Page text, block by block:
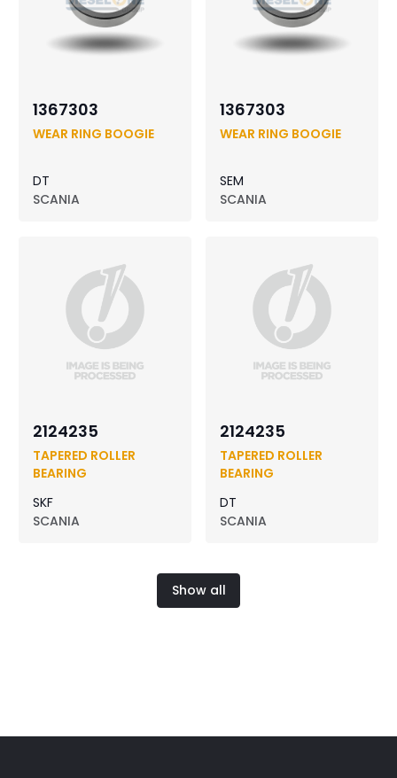
1367303
WEAR RING BOOGIE
DT
SCANIA
1367303
WEAR RING BOOGIE
SEM
SCANIA
2124235
TAPERED ROLLER
BEARING
SKF
SCANIA
2124235
TAPERED ROLLER
BEARING
DT
SCANIA
Show all